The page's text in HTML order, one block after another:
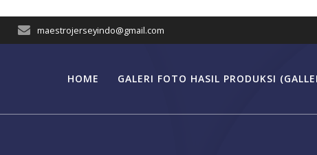
maestrojerseyindo@gmail.com
HOME GALERI FOTO HASIL PRODUKSI